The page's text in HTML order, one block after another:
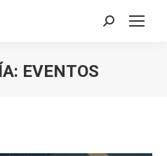
Buscar:
EVENTOS